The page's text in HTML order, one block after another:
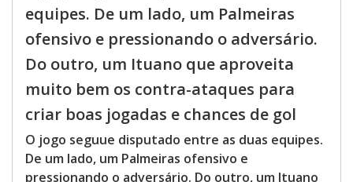
equipes. De um lado, um Palmeiras
ofensivo e pressionando o adversário.
Do outro, um Ituano que aproveita
muito bem os contra-ataques para
criar boas jogadas e chances de gol
O jogo seguue disputado entre as duas equipes.
De um lado, um Palmeiras ofensivo e
pressionando o adversário. Do outro, um Ituano